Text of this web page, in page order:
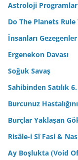
Astroloji
Do The Planets
İnsanları
Ergenekon Davası
Soğuk Savaş
Sahibinden Satılık
Burcunuz
Burçlar Yaklaşan
Risâle-i Sî Fasl &
Ay Boşlukta (Void